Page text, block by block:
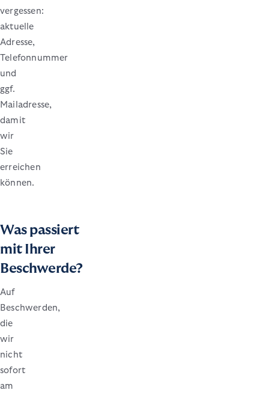
vergessen:
aktuelle
Adresse,
Telefonnummer
und
ggf.
Mailadresse,
damit
wir
Sie
erreichen
können.
Was passiert
mit Ihrer
Beschwerde?
Auf
Beschwerden,
die
wir
nicht
sofort
am